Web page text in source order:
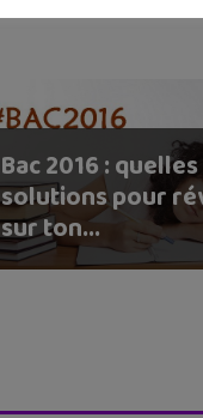
Bac 2016 : quelles
solutions pour
sur ton...